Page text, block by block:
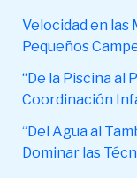
Velocidad en las
Pequeños
“De la Piscina al
Coordinación
“Del Agua al
Dominar las